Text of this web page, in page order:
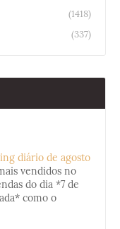
(1418)
(337)
diário de agosto
vendidos no
do dia *7 de
como o